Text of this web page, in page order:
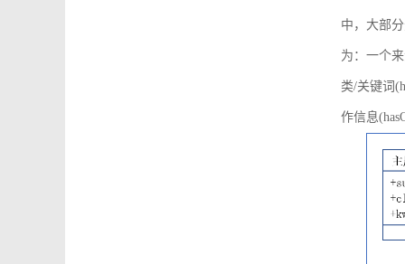
中，大部
为：一个
类/关键词
作信息